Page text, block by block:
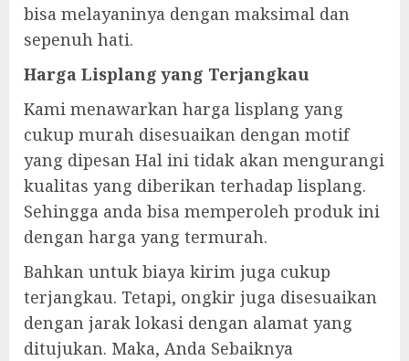
bisa melayaninya dengan maksimal dan
sepenuh hati.
Harga Lisplang yang Terjangkau
Kami menawarkan harga lisplang yang
cukup murah disesuaikan dengan motif
yang dipesan Hal ini tidak akan mengurangi
kualitas yang diberikan terhadap lisplang.
Sehingga anda bisa memperoleh produk ini
dengan harga yang termurah.
Bahkan untuk biaya kirim juga cukup
terjangkau. Tetapi, ongkir juga disesuaikan
dengan jarak lokasi dengan alamat yang
ditujukan. Maka, Anda Sebaiknya